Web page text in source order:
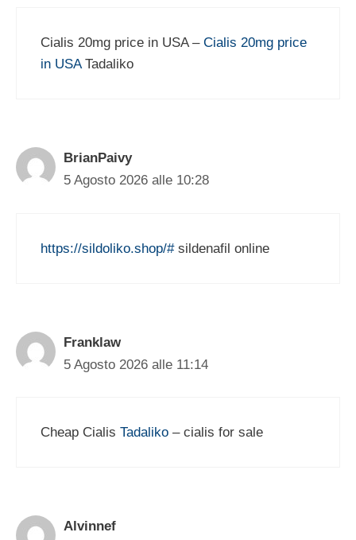
Cialis 20mg price in USA – Cialis 20mg price
in USATadaliko
BrianPaivy
5 Agosto 2026 alle 10:28
https://sildoliko.shop/#sildenafil online
Franklaw
5 Agosto 2026 alle 11:14
Cheap Cialis Tadaliko – cialis for sale
Alvinnef